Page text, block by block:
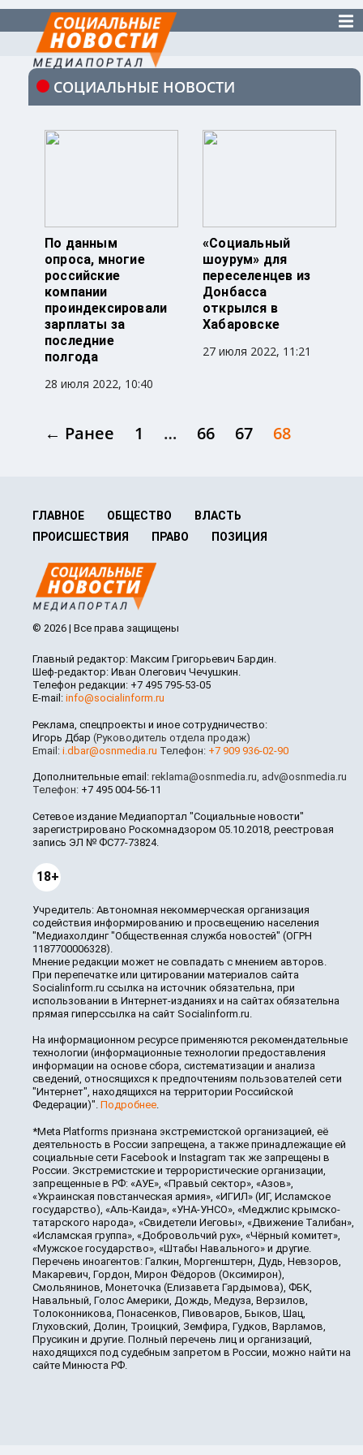
СОЦИАЛЬНЫЕ НОВОСТИ
По данным
опроса, многие
российские
компании
проиндексировали
зарплаты за
последние
полгода
28 июля 2022, 10:40
«Социальный
шоурум» для
переселенцев из
Донбасса
открылся в
Хабаровске
27 июля 2022, 11:21
← Ранее 1 … 66 67 68
ГЛАВНОЕ ОБЩЕСТВО
ВЛАСТЬ
ПРОИСШЕСТВИЯ
ПРАВО ПОЗИЦИЯ
© 2026 | Все права защищены
Главный редактор: Максим Григорьевич Бардин.
Шеф-редактор: Иван Олегович Чечушкин.
Телефон редакции: +7 495 795-53-05
E-mail: info@socialinform.ru
Реклама, спецпроекты и иное сотрудничество:
Игорь Дбар (Руководитель отдела продаж)
Email: i.dbar@osnmedia.ru Телефон: +7 909 936-02-90
Дополнительные email: reklama@osnmedia.ru, adv@osnmedia.ru
Телефон: +7 495 004-56-11
Сетевое издание Медиапортал "Социальные новости"
зарегистрировано Роскомнадзором 05.10.2018, реестровая
запись ЭЛ № ФС77-73824.
18+
Учредитель: Автономная некоммерческая организация
содействия информированию и просвещению населения
"Медиахолдинг "Общественная служба новостей" (ОГРН
1187700006328).
Мнение редакции может не совпадать с мнением авторов.
При перепечатке или цитировании материалов сайта
Socialinform.ru ссылка на источник обязательна, при
использовании в Интернет-изданиях и на сайтах обязательна
прямая гиперссылка на сайт Socialinform.ru.
На информационном ресурсе применяются рекомендательные
технологии (информационные технологии предоставления
информации на основе сбора, систематизации и анализа
сведений, относящихся к предпочтениям пользователей сети
"Интернет", находящихся на территории Российской
Федерации)". Подробнее.
*Meta Platforms признана экстремистской организацией, её
деятельность в России запрещена, а также принадлежащие ей
социальные сети Facebook и Instagram так же запрещены в
России. Экстремистские и террористические организации,
запрещенные в РФ: «АУЕ», «Правый сектор», «Азов»,
«Украинская повстанческая армия», «ИГИЛ» (ИГ, Исламское
государство), «Аль-Каида», «УНА-УНСО», «Меджлис крымско-
татарского народа», «Свидетели Иеговы», «Движение Талибан»,
«Исламская группа», «Добровольчий рух», «Чёрный комитет»,
«Мужское государство», «Штабы Навального» и другие.
Перечень иноагентов: Галкин, Моргенштерн, Дудь, Невзоров,
Макаревич, Гордон, Мирон Фёдоров (Оксимирон),
Смольянинов, Монеточка (Елизавета Гардымова), ФБК,
Навальный, Голос Америки, Дождь, Медуза, Верзилов,
Толоконникова, Понасенков, Пивоваров, Быков, Шац,
Глуховский, Долин, Троицкий, Земфира, Гудков, Варламов,
Прусикин и другие. Полный перечень лиц и организаций,
находящихся под судебным запретом в России, можно найти на
сайте Минюста РФ.